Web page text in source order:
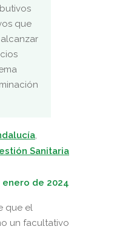
que
,
Sanitaria
enero de 2024
que el
un facultativo